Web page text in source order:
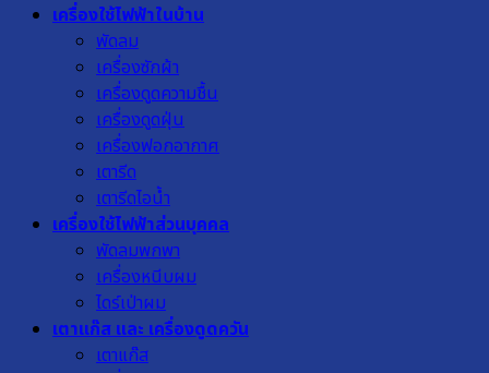
เครื่องใช้ไฟฟ้าในบ้าน
พัดลม
เครื่องซักผ้า
เครื่องดูดความชื้น
เครื่องดูดฝุ่น
เครื่องฟอกอากาศ
เตารีด
เตารีดไอน้ำ
เครื่องใช้ไฟฟ้าส่วนบุคคล
พัดลมพกพา
เครื่องหนีบผม
ไดร์เป่าผม
เตาแก๊ส และ เครื่องดูดควัน
เตาแก๊ส